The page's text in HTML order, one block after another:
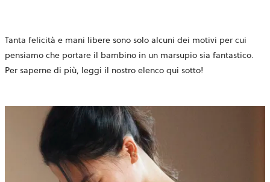
Tanta felicità e mani libere sono solo alcuni dei motivi per cui
pensiamo che portare il bambino in un marsupio sia fantastico.
Per saperne di più, leggi il nostro elenco qui sotto!